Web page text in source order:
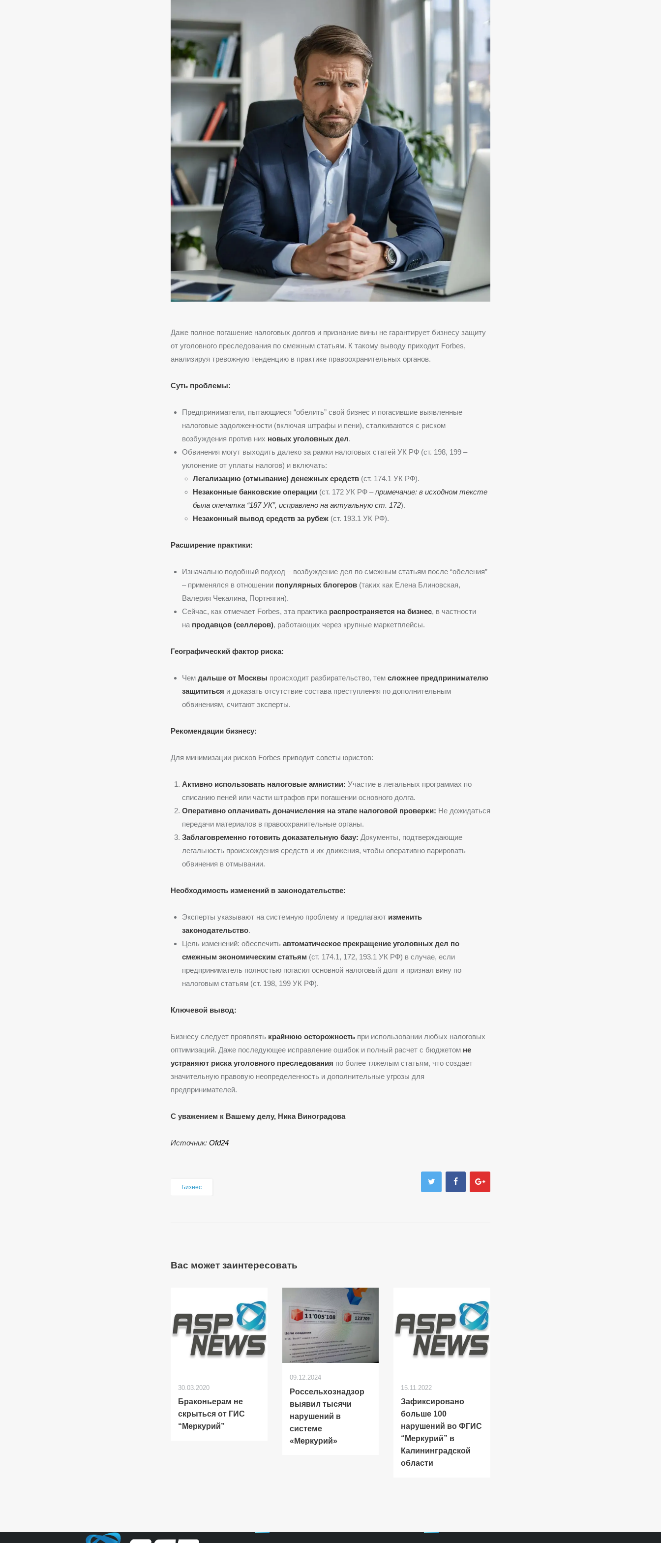
Даже полное погашение налоговых долгов и признание вины не гарантирует бизнесу защиту
от уголовного преследования по смежным статьям. К такому выводу приходит Forbes,
анализируя тревожную тенденцию в практике правоохранительных органов.
Суть проблемы:
Предприниматели, пытающиеся “обелить” свой бизнес и погасившие выявленные
налоговые задолженности (включая штрафы и пени), сталкиваются с риском
возбуждения против них новых уголовных дел.
Обвинения могут выходить далеко за рамки налоговых статей УК РФ (ст. 198, 199 –
уклонение от уплаты налогов) и включать:
Легализацию (отмывание) денежных средств (ст. 174.1 УК РФ).
Незаконные банковские операции (ст. 172 УК РФ –примечание: в исходном тексте
была опечатка “187 УК”, исправлено на актуальную ст. 172).
Незаконный вывод средств за рубеж (ст. 193.1 УК РФ).
Расширение практики:
Изначально подобный подход – возбуждение дел по смежным статьям после “обеления”
– применялся в отношении популярных блогеров(таких как Елена Блиновская,
Валерия Чекалина, Портнягин).
Сейчас, как отмечает Forbes, эта практика распространяется на бизнес, в частности
на продавцов (селлеров), работающих через крупные маркетплейсы.
Географический фактор риска:
Чем дальше от Москвы происходит разбирательство, тем сложнее предпринимателю
защититься и доказать отсутствие состава преступления по дополнительным
обвинениям, считают эксперты.
Рекомендации бизнесу:
Для минимизации рисков Forbes приводит советы юристов:
Активно использовать налоговые амнистии: Участие в легальных программах по
списанию пеней или части штрафов при погашении основного долга.
Оперативно оплачивать доначисления на этапе налоговой проверки: Не дожидаться
передачи материалов в правоохранительные органы.
Заблаговременно готовить доказательную базу: Документы, подтверждающие
легальность происхождения средств и их движения, чтобы оперативно парировать
обвинения в отмывании.
Необходимость изменений в законодательстве:
Эксперты указывают на системную проблему и предлагают изменить
законодательство.
Цель изменений: обеспечить автоматическое прекращение уголовных дел по
смежным экономическим статьям (ст. 174.1, 172, 193.1 УК РФ) в случае, если
предприниматель полностью погасил основной налоговый долг и признал вину по
налоговым статьям (ст. 198, 199 УК РФ).
Ключевой вывод:
Бизнесу следует проявлять крайнюю осторожность при использовании любых налоговых
оптимизаций. Даже последующее исправление ошибок и полный расчет с бюджетом не
устраняют риска уголовного преследования по более тяжелым статьям, что создает
значительную правовую неопределенность и дополнительные угрозы для
предпринимателей.
С уважением к Вашему делу, Ника Виноградова
Источник: Оfd24
Бизнес
Вас может заинтересовать
30.03.2020
Браконьерам не
скрыться от ГИС
“Меркурий”
09.12.2024
Россельхознадзор
выявил тысячи
нарушений в
системе
«Меркурий»
15.11.2022
Зафиксировано
больше 100
нарушений во ФГИС
“Меркурий” в
Калининградской
области